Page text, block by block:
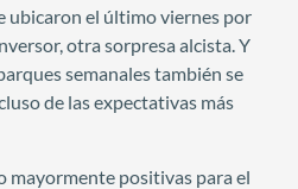
ubicaron el último viernes por
otra sorpresa alcista. Y
semanales también se
de las expectativas más
mayormente positivas para el